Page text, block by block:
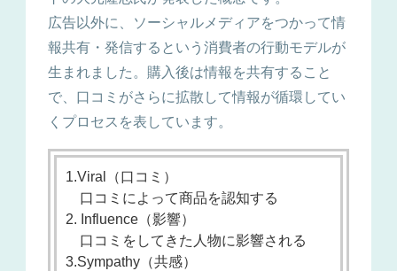
広告以外に、ソーシャルメディアをつかって情
報共有・発信するという消費者の行動モデルが
生まれました。購入後は情報を共有すること
で、口コミがさらに拡散して情報が循環してい
くプロセスを表しています。
1.Viral（口コミ）
口コミによって商品を認知する
2. Influence（影響）
口コミをしてきた人物に影響される
3.Sympathy（共感）